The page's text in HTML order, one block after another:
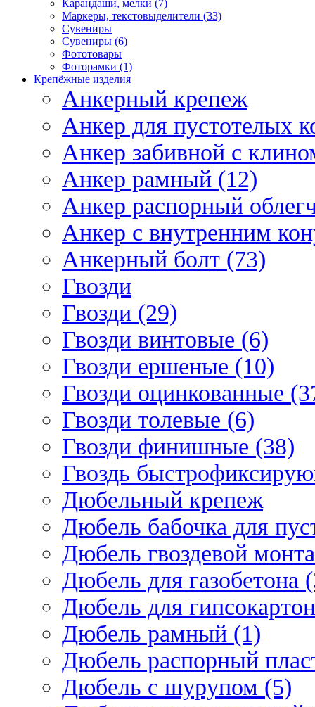
Карандаши, мелки (7)
Маркеры, текстовыделители (33)
Сувениры
Сувениры (6)
Фототовары
Фоторамки (1)
Крепёжные изделия
Анкерный крепеж
Анкер для пустотелых
Анкер забивной с
Анкер рамный (12)
Анкер распорный
Анкер с внутренним
Анкерный болт (73)
Гвозди
Гвозди (29)
Гвозди винтовые (6)
Гвозди ершеные (10)
Гвозди оцинкованные
Гвозди толевые (6)
Гвозди финишные (38)
Гвоздь
Дюбельный крепеж
Дюбель бабочка для
Дюбель гвоздевой
Дюбель для газобетона
Дюбель для
Дюбель рамный (1)
Дюбель распорный
Дюбель с шурупом (5)